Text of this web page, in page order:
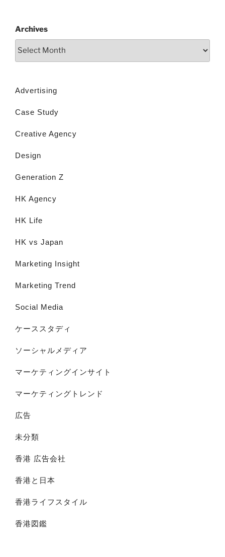
Archives
Advertising
Case Study
Creative Agency
Design
Generation Z
HK Agency
HK Life
HK vs Japan
Marketing Insight
Marketing Trend
Social Media
ケーススタディ
ソーシャルメディア
マーケティングインサイト
マーケティングトレンド
広告
未分類
香港 広告会社
香港と日本
香港ライフスタイル
香港図鑑